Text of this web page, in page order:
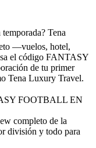
Tena
—vuelos, hotel,
el código FANTASY
de tu primer
Tena Luxury Travel.
FOOTBALL EN
completo de la
división y todo para